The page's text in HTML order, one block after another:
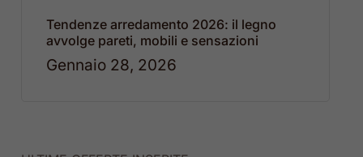
Tendenze arredamento 2026: il legno
avvolge pareti, mobili e sensazioni
Gennaio 28, 2026